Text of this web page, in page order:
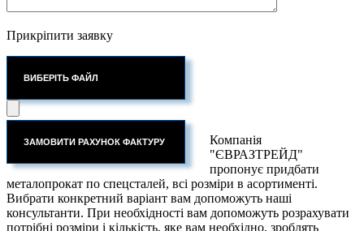
Прикріпити заявку
ВИБЕРІТЬ ФАЙЛ
Компанія
"ЄВРАЗТРЕЙД"
пропонує придбати
металопрокат по спецсталей, всі розміри в асортименті.
Вибрати конкретний варіант вам допоможуть наші
консультанти. При необхідності вам допоможуть розрахувати
потрібні розміри і кількість, яке вам необхідно, зроблять